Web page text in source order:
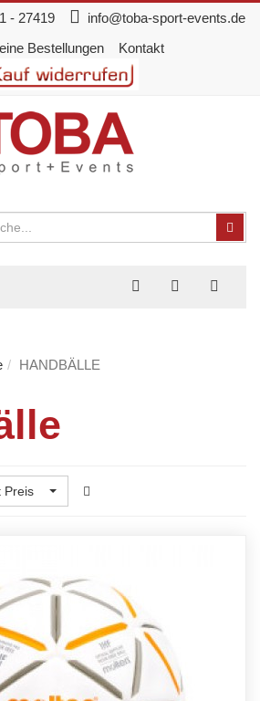
- 27419
info@toba-sport-events.de
Bestellungen Kontakt
MENU
HANDBÄLLE
Preis